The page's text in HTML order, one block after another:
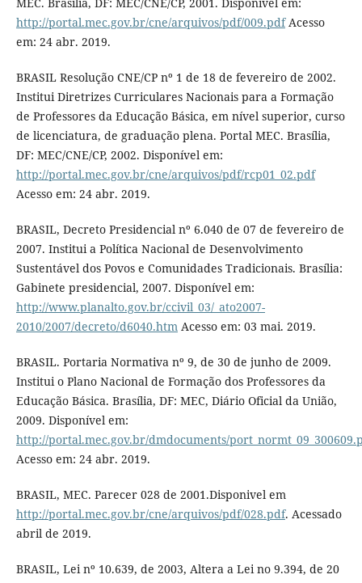
http://portal.mec.gov.br/cne/arquivos/pdf/009.pdfAcesso
em: 24 abr. 2019.
BRASIL Resolução CNE/CP nº 1 de 18 de fevereiro de 2002.
Institui Diretrizes Curriculares Nacionais para a Formação
de Professores da Educação Básica, em nível superior, curso
de licenciatura, de graduação plena. Portal MEC. Brasília,
DF: MEC/CNE/CP, 2002. Disponível em:
http://portal.mec.gov.br/cne/arquivos/pdf/rcp01_02.pdf
Acesso em: 24 abr. 2019.
BRASIL, Decreto Presidencial nº 6.040 de 07 de fevereiro de
2007. Institui a Política Nacional de Desenvolvimento
Sustentável dos Povos e Comunidades Tradicionais. Brasília:
Gabinete presidencial, 2007. Disponível em:
http://www.planalto.gov.br/ccivil_03/_ato2007-
2010/2007/decreto/d6040.htmAcesso em: 03 mai. 2019.
BRASIL. Portaria Normativa nº 9, de 30 de junho de 2009.
Institui o Plano Nacional de Formação dos Professores da
Educação Básica. Brasília, DF: MEC, Diário Oficial da União,
2009. Disponível em:
http://portal.mec.gov.br/dmdocuments/
Acesso em: 24 abr. 2019.
BRASIL, MEC. Parecer 028 de 2001.Disponivel em
http://portal.mec.gov.br/cne/arquivos/pdf/028.pdf. Acessado
abril de 2019.
BRASIL, Lei nº 10.639, de 2003, Altera a Lei no 9.394, de 20